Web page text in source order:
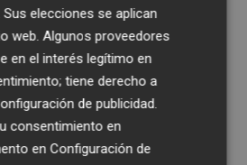
elecciones se aplican
web. Algunos proveedores
en el interés legítimo en
tiene derecho a
de publicidad
consentimiento en
enConfiguración de